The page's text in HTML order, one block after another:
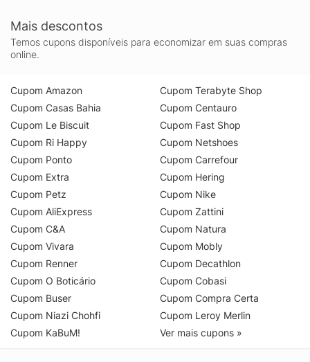
Mais descontos
Temos cupons disponíveis para economizar em suas compras
online.
Cupom Amazon
Cupom Casas Bahia
Cupom Le Biscuit
Cupom Ri Happy
Cupom Ponto
Cupom Extra
Cupom Petz
Cupom AliExpress
Cupom C&A
Cupom Vivara
Cupom Renner
Cupom O Boticário
Cupom Buser
Cupom Niazi Chohfi
Cupom KaBuM!
Cupom Terabyte Shop
Cupom Centauro
Cupom Fast Shop
Cupom Netshoes
Cupom Carrefour
Cupom Hering
Cupom Nike
Cupom Zattini
Cupom Natura
Cupom Mobly
Cupom Decathlon
Cupom Cobasi
Cupom Compra Certa
Cupom Leroy Merlin
Ver mais cupons »